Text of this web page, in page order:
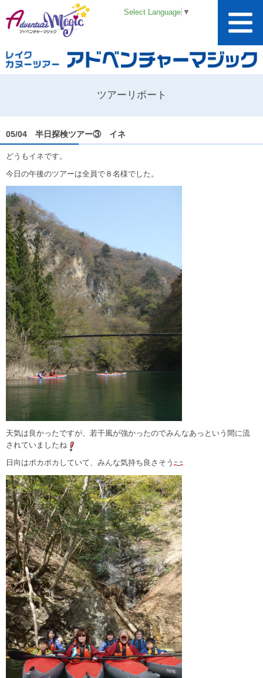
Select Language ▼
ツアーリポート
05/04 半日探検ツアー③ イネ
どうもイネです。
今日の午後のツアーは全員で８名様でした。
天気は良かったですが、若干風が強かったのでみんなあっという間に流
されていましたね
日向はポカポカしていて、みんな気持ち良さそう